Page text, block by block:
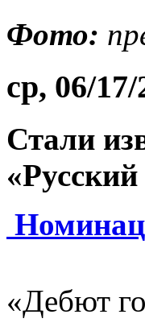
Фото:
ср, 06/17/
Стали
«Дебют